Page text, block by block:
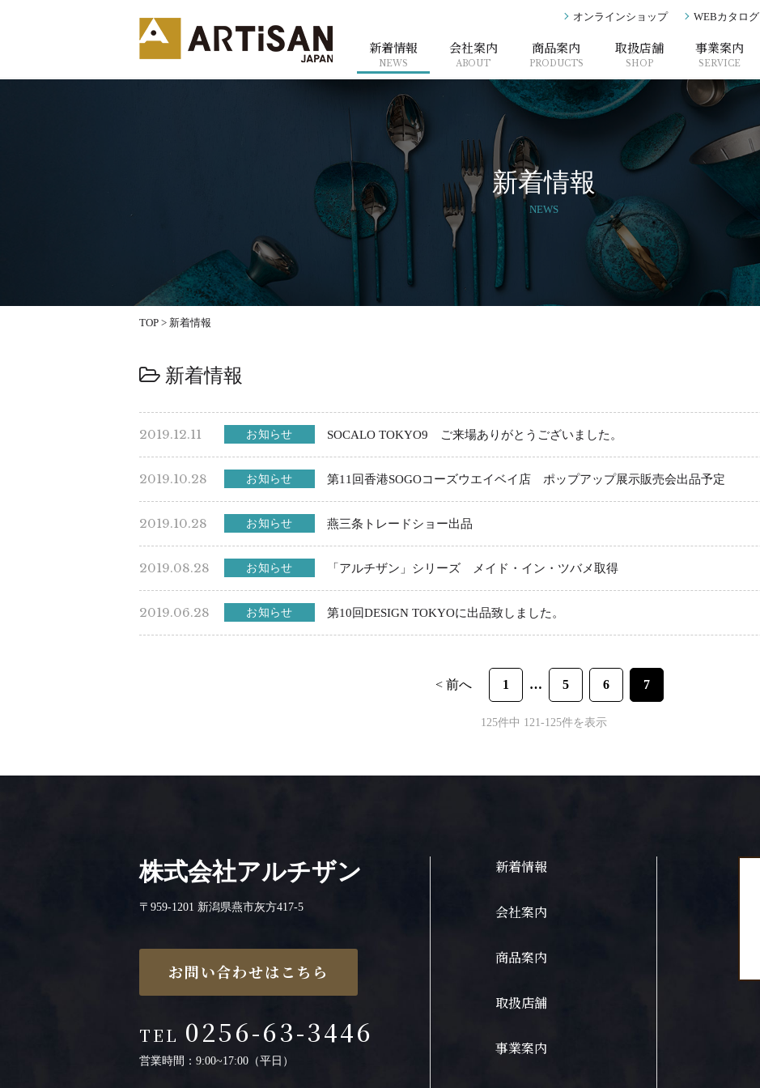
オンラインショップ WEBカタログ
新着情報
NEWS
会社案内
ABOUT
商品案内
PRODUCTS
取扱店舗
SHOP
事業案内
SERVICE
新着情報
NEWS
TOP > 新着情報
新着情報
2019.12.11 お知らせ SOCALO TOKYO9 ご来場ありがとうございました。
2019.10.28 お知らせ 第11回香港SOGOコーズウエイベイ店 ポップアップ展示販売会出品予定
2019.10.28 お知らせ 燕三条トレードショー出品
2019.08.28 お知らせ 「アルチザン」シリーズ メイド・イン・ツバメ取得
2019.06.28 お知らせ 第10回DESIGN TOKYOに出品致しました。
< 前へ 1 5 6 7
125件中 121-125件を表示
株式会社アルチザン
〒959-1201 新潟県燕市灰方417-5
お問い合わせはこちら
TEL 0256-63-3446
営業時間：9:00~17:00（平日）
新着情報
会社案内
商品案内
取扱店舗
事業案内